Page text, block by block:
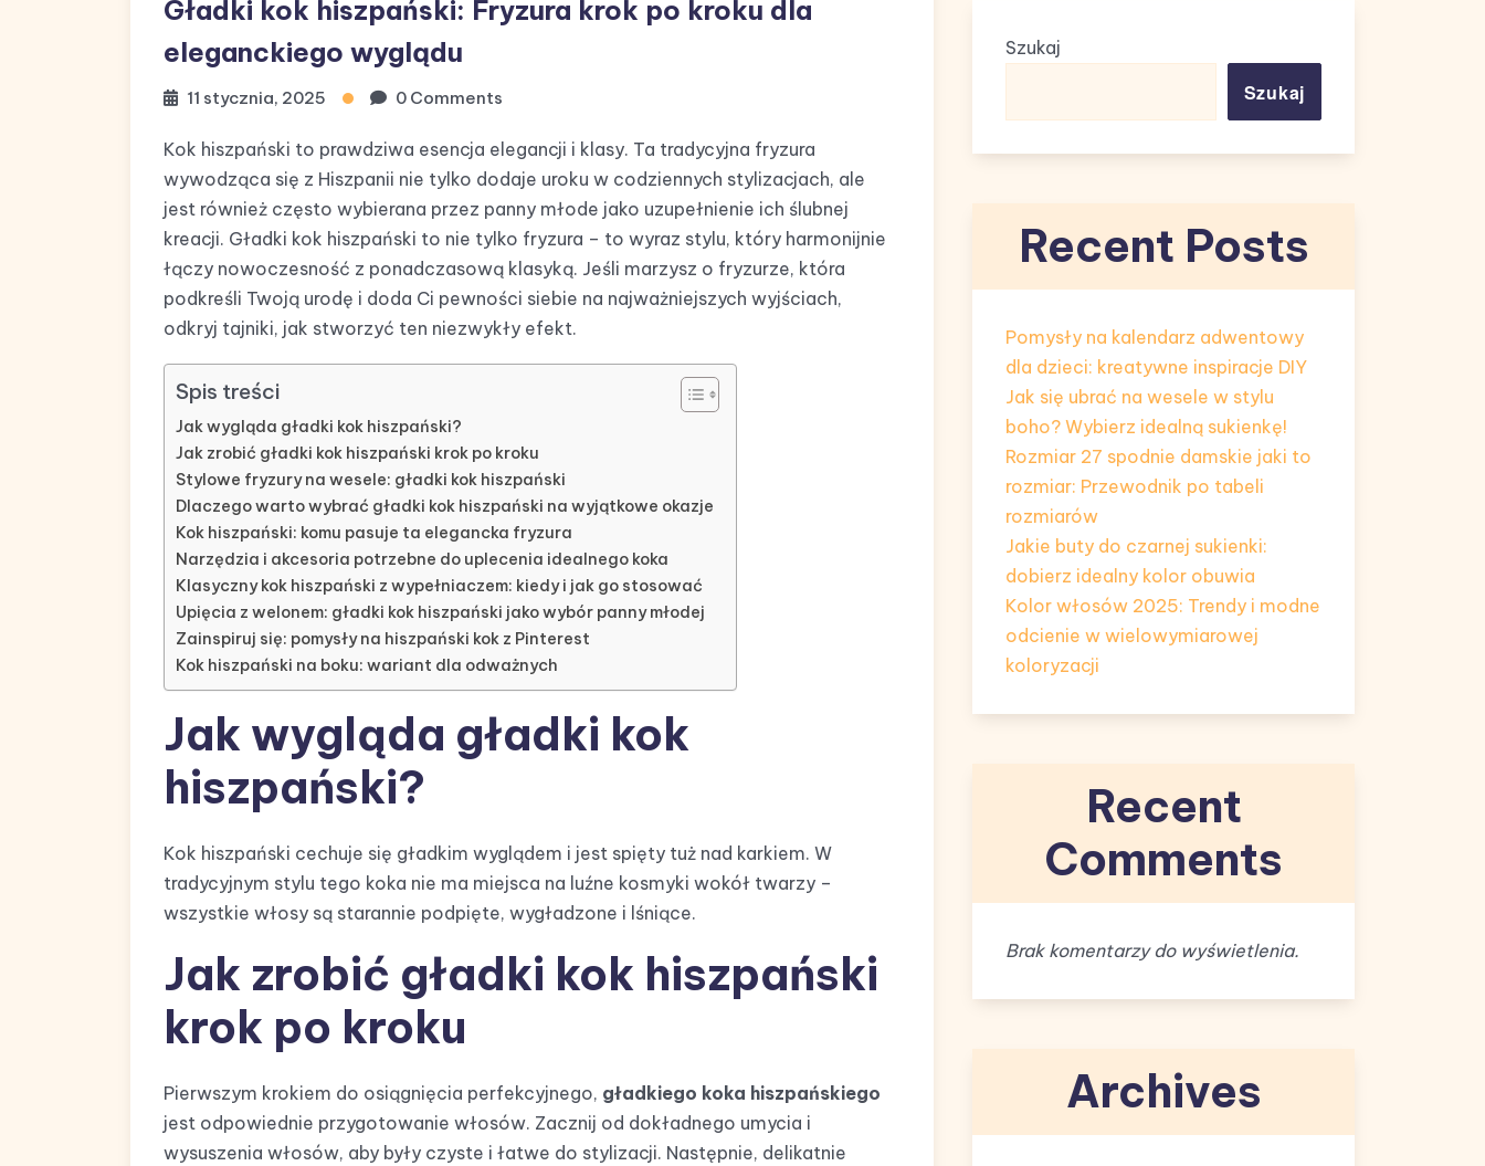
Gładki kok hiszpański: Fryzura krok po kroku dla
eleganckiego wyglądu
11 stycznia, 2025 0 Comments
Kok hiszpański to prawdziwa esencja elegancji i klasy. Ta tradycyjna fryzura
wywodząca się z Hiszpanii nie tylko dodaje uroku w codziennych stylizacjach, ale
jest również często wybierana przez panny młode jako uzupełnienie ich ślubnej
kreacji. Gładki kok hiszpański to nie tylko fryzura – to wyraz stylu, który harmonijnie
łączy nowoczesność z ponadczasową klasyką. Jeśli marzysz o fryzurze, która
podkreśli Twoją urodę i doda Ci pewności siebie na najważniejszych wyjściach,
odkryj tajniki, jak stworzyć ten niezwykły efekt.
Spis treści
Jak wygląda gładki kok hiszpański?
Jak zrobić gładki kok hiszpański krok po kroku
Stylowe fryzury na wesele: gładki kok hiszpański
Dlaczego warto wybrać gładki kok hiszpański na wyjątkowe okazje
Kok hiszpański: komu pasuje ta elegancka fryzura
Narzędzia i akcesoria potrzebne do uplecenia idealnego koka
Klasyczny kok hiszpański z wypełniaczem: kiedy i jak go stosować
Upięcia z welonem: gładki kok hiszpański jako wybór panny młodej
Zainspiruj się: pomysły na hiszpański kok z Pinterest
Kok hiszpański na boku: wariant dla odważnych
Jak wygląda gładki kok
hiszpański?
Kok hiszpański cechuje się gładkim wyglądem i jest spięty tuż nad karkiem. W
tradycyjnym stylu tego koka nie ma miejsca na luźne kosmyki wokół twarzy –
wszystkie włosy są starannie podpięte, wygładzone i lśniące.
Jak zrobić gładki kok hiszpański
krok po kroku
Pierwszym krokiem do osiągnięcia perfekcyjnego, gładkiego koka hiszpańskiego
jest odpowiednie przygotowanie włosów. Zacznij od dokładnego umycia i
wysuszenia włosów, aby były czyste i łatwe do stylizacji. Następnie, delikatnie
Szukaj
Szukaj
Recent Posts
Pomysły na kalendarz adwentowy
dla dzieci: kreatywne inspiracje DIY
Jak się ubrać na wesele w stylu
boho? Wybierz idealną sukienkę!
Rozmiar 27 spodnie damskie jaki to
rozmiar: Przewodnik po tabeli
rozmiarów
Jakie buty do czarnej sukienki:
dobierz idealny kolor obuwia
Kolor włosów 2025: Trendy i modne
odcienie w wielowymiarowej
koloryzacji
Recent
Comments
Brak komentarzy do wyświetlenia.
Archives